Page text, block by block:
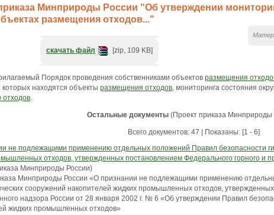
Минприроды России "Об утверждении
размещения отходов..."
скачать файл [zip, 109 KB]
Порядок проведения собственниками объектов размещения
которых находятся объекты размещения отходов, мониторинга состояния
.
Остальные документы (Проект приказа Минприроды
Всего документов: 47 | Показаны: [1 - 6]
не подлежащими применению отдельных положений Правил безопасности
отходов, утвержденных постановлением Федерального горного и
Минприроды России)
Минприроды России «О признании не подлежащими применению
сооружений накопителей жидких промышленных отходов,
надзора России от 28 января 2002 г. № 6 «Об утверждении Правил
жидких промышленных отходов»